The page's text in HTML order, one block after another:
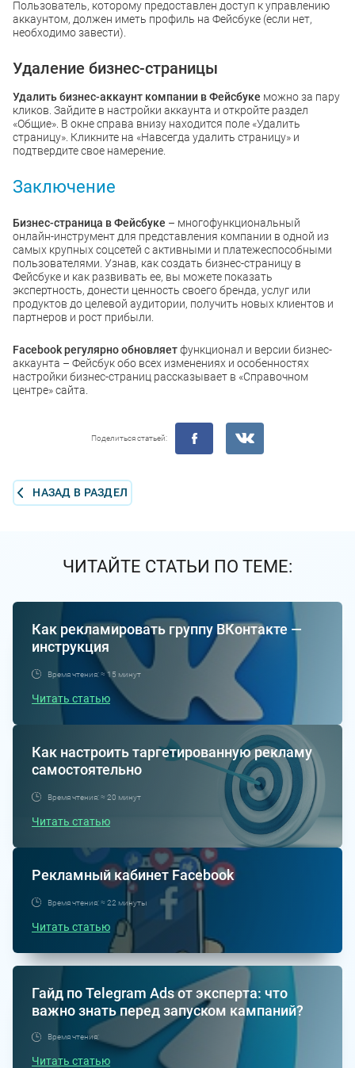
Пользователь, которому предоставлен доступ к управлению
аккаунтом, должен иметь профиль на Фейсбуке (если нет,
необходимо завести).
Удаление бизнес-страницы
Удалить бизнес-аккаунт компании в Фейсбуке можно за пару
кликов. Зайдите в настройки аккаунта и откройте раздел
«Общие». В окне справа внизу находится поле «Удалить
страницу». Кликните на «Навсегда удалить страницу» и
подтвердите свое намерение.
Заключение
Бизнес-страница в Фейсбуке – многофункциональный
онлайн-инструмент для представления компании в одной из
самых крупных соцсетей с активными и платежеспособными
пользователями. Узнав, как создать бизнес-страницу в
Фейсбуке и как развивать ее, вы можете показать
экспертность, донести ценность своего бренда, услуг или
продуктов до целевой аудитории, получить новых клиентов и
партнеров и рост прибыли.
Facebook регулярно обновляетфункционал и версии бизнес-
аккаунта – Фейсбук обо всех изменениях и особенностях
настройки бизнес-страниц рассказывает в «Справочном
центре» сайта.
НАЗАД В РАЗДЕЛ
Поделиться статьей:
ЧИТАЙТЕ СТАТЬИ ПО ТЕМЕ:
Как рекламировать группу ВКонтакте —
инструкция
Время чтения: ≈ 15 минут
Читать статью
Как настроить таргетированную рекламу
самостоятельно
Время чтения: ≈ 20 минут
Читать статью
Рекламный кабинет Facebook
Время чтения: ≈ 22 минуты
Читать статью
Гайд по Telegram Ads от эксперта: что
важно знать перед запуском кампаний?
Время чтения:
Читать статью